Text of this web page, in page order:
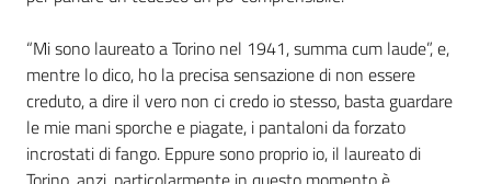
“Mi sono laureato a Torino nel 1941, summa cum laude”, e,
mentre lo dico, ho la precisa sensazione di non essere
creduto, a dire il vero non ci credo io stesso, basta guardare
le mie mani sporche e piagate, i pantaloni da forzato
incrostati di fango. Eppure sono proprio io, il laureato di